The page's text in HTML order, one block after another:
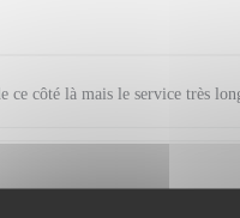
ce côté là mais le service très